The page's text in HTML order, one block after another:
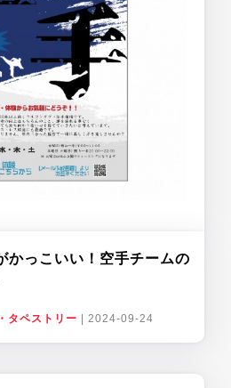
かっこいい！空手チームの
タペストリー 2024-09-24